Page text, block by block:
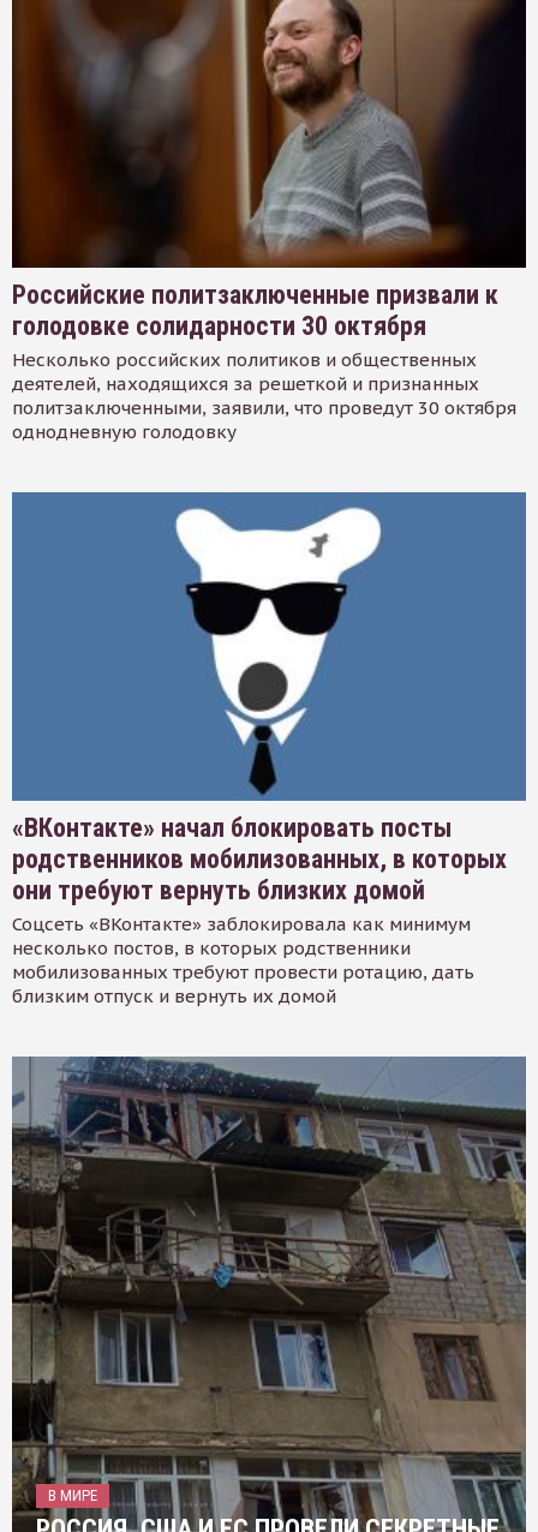
Российские политзаключенные призвали к
голодовке солидарности 30 октября
Несколько российских политиков и общественных
деятелей, находящихся за решеткой и признанных
политзаключенными, заявили, что проведут 30 октября
однодневную голодовку
«ВКонтакте» начал блокировать посты
родственников мобилизованных, в которых
они требуют вернуть близких домой
Соцсеть «ВКонтакте» заблокировала как минимум
несколько постов, в которых родственники
мобилизованных требуют провести ротацию, дать
близким отпуск и вернуть их домой
В МИРЕ